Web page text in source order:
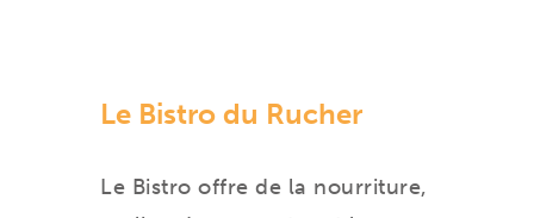
Le Bistro du Rucher
Le Bistro offre de la nourriture,